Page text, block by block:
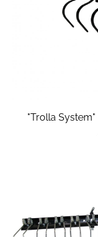
"Trolla